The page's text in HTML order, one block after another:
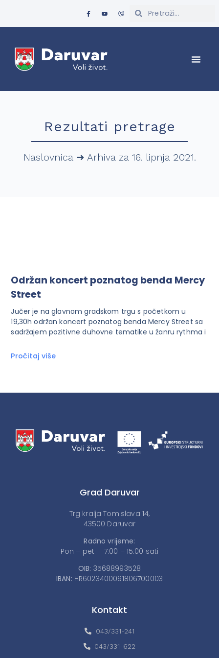
Rezultati pretrage
Naslovnica ➜ Arhiva za 16. lipnja 2021.
Održan koncert poznatog benda Mercy
Street
Jučer je na glavnom gradskom trgu s početkom u
19,30h održan koncert poznatog benda Mercy Street sa
sadržajem pozitivne duhovne tematike u žanru rythma i
Pročitaj više
Grad Daruvar
Trg kralja Tomislava 14,
43500 Daruvar
Radno vrijeme:
Pon – pet | 7:00 – 15:00 sati
OIB: 35688993528
IBAN: HR6023400091806700003
Kontakt
043/331-241
043/331-622